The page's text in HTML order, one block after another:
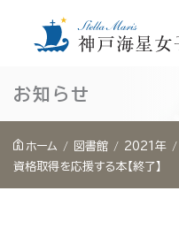
キ
お知らせ
ホーム 図書館 2021年
資格取得を応援する本【終了】